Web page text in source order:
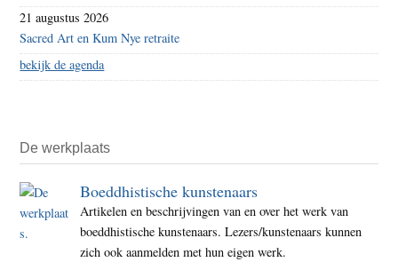
21 augustus 2026
Sacred Art en Kum Nye retraite
bekijk de agenda
De werkplaats
Boeddhistische kunstenaars
Artikelen en beschrijvingen van en over het werk van
boeddhistische kunstenaars. Lezers/kunstenaars kunnen
zich ook aanmelden met hun eigen werk.